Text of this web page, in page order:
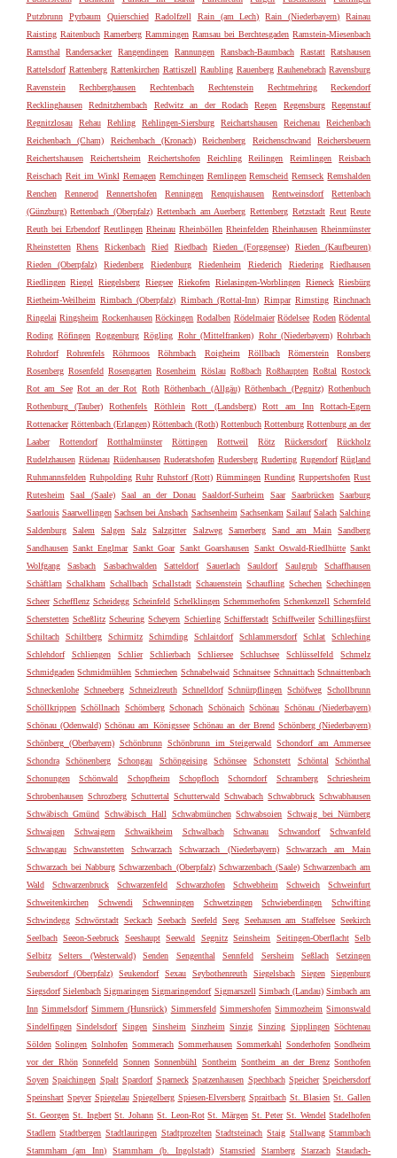
Putzbrunn
Pyrbaum Quierschied Radolfzell Rain (am Lech) Rain (Niederbayern)
Rainau
Raisting Raitenbuch Ramerberg Rammingen Ramsau bei Berchtesgaden Ramstein-Miesenbach
Ramsthal
Randersacker Rangendingen Rannungen Ransbach-Baumbach Rastatt
Ratshausen
Rattelsdorf Rattenberg Rattenkirchen Rattiszell Raubling Rauenberg Rauhenebrach Ravensburg
Ravenstein
Rechberghausen Rechtenbach Rechtenstein Rechtmehring
Reckendorf
Recklinghausen
Rednitzhembach Redwitz an der Rodach Regen Regensburg
Regenstauf
Regnitzlosau
Rehau Rehling Rehlingen-Siersburg Reichartshausen Reichenau
Reichenbach
Reichenbach (Cham)
Reichenbach (Kronach) Reichenberg Reichenschwand
Reichersbeuern
Reichertshausen
Reichertsheim Reichertshofen Reichling Reilingen Reimlingen
Reisbach
Reischach Reit im Winkl Remagen Remchingen Remlingen Remscheid Remseck Remshalden
Renchen
Rennerod Rennertshofen Renningen Renquishausen Rentweinsdorf
Rettenbach
(Günzburg) Rettenbach (Oberpfalz) Rettenbach am Auerberg Rettenberg Retzstadt Reut Reute
Reuth bei Erbendorf Reutlingen Rheinau Rheinböllen Rheinfelden Rheinhausen Rheinmünster
Rheinstetten
Rhens Rickenbach Ried Riedbach Rieden (Forggensee)
Rieden (Kaufbeuren)
Rieden (Oberpfalz)
Riedenberg Riedenburg Riedenheim Riederich Riedering
Riedhausen
Riedlingen Riegel Riegelsberg Riegsee Riekofen Rielasingen-Worblingen Rieneck Riesbürg
Rietheim-Weilheim Rimbach (Oberpfalz) Rimbach (Rottal-Inn) Rimpar Rimsting Rinchnach
Ringelai Ringsheim Rockenhausen Röckingen Rodalben Rödelmaier Rödelsee Roden Rödental
Roding Röfingen Roggenburg Rögling Rohr (Mittelfranken) Rohr (Niederbayern) Rohrbach
Rohrdorf
Rohrenfels Röhrmoos Röhrnbach Roigheim Röllbach Römerstein
Ronsberg
Rosenberg Rosenfeld Rosengarten Rosenheim Röslau Roßbach Roßhaupten Roßtal Rostock
Rot am See Rot an der Rot Roth Röthenbach (Allgäu) Röthenbach (Pegnitz) Rothenbuch
Rothenburg (Tauber)
Rothenfels Röthlein Rott (Landsberg) Rott am Inn
Rottach-Egern
Rottenacker Röttenbach (Erlangen) Röttenbach (Roth) Rottenbuch Rottenburg Rottenburg an der
Laaber
Rottendorf Rotthalmünster Röttingen Rottweil Rötz Rückersdorf
Rückholz
Rudelzhausen Rüdenau Rüdenhausen Ruderatshofen Rudersberg Ruderting Rugendorf Rügland
Ruhmannsfelden Ruhpolding Ruhr Ruhstorf (Rott) Rümmingen Runding Ruppertshofen Rust
Rutesheim
Saal (Saale) Saal an der Donau Saaldorf-Surheim Saar Saarbrücken
Saarburg
Saarlouis Saarwellingen Sachsen bei Ansbach Sachsenheim Sachsenkam Sailauf Salach Salching
Saldenburg
Salem Salgen Salz Salzgitter Salzweg Samerberg Sand am Main
Sandberg
Sandhausen Sankt Englmar Sankt Goar Sankt Goarshausen Sankt Oswald-Riedlhütte Sankt
Wolfgang
Sasbach Sasbachwalden Satteldorf Sauerlach Sauldorf Saulgrub
Schaffhausen
Schäftlarn Schalkham Schallbach Schallstadt Schauenstein Schaufling Schechen Schechingen
Scheer Schefflenz Scheidegg Scheinfeld Schelklingen Schemmerhofen Schenkenzell Schernfeld
Scherstetten Scheßlitz Scheuring Scheyern Schierling Schifferstadt Schiffweiler Schillingsfürst
Schiltach
Schiltberg Schirmitz Schirnding Schlaitdorf Schlammersdorf Schlat
Schleching
Schlehdorf
Schliengen Schlier Schlierbach Schliersee Schluchsee Schlüsselfeld
Schmelz
Schmidgaden Schmidmühlen Schmiechen Schnabelwaid Schnaitsee Schnaittach Schnaittenbach
Schneckenlohe Schneeberg Schneizlreuth Schnelldorf Schnürpflingen Schöfweg Schollbrunn
Schöllkrippen Schöllnach Schömberg Schonach Schönaich Schönau Schönau (Niederbayern)
Schönau (Odenwald) Schönau am Königssee Schönau an der Brend Schönberg (Niederbayern)
Schönberg (Oberbayern) Schönbrunn Schönbrunn im Steigerwald Schondorf am Ammersee
Schondra
Schönenberg Schongau Schöngeising Schönsee Schonstett Schöntal
Schönthal
Schonungen
Schönwald Schopfheim Schopfloch Schorndorf Schramberg
Schriesheim
Schrobenhausen Schrozberg Schuttertal Schutterwald Schwabach Schwabbruck Schwabhausen
Schwäbisch Gmünd Schwäbisch Hall Schwabmünchen Schwabsoien Schwaig bei Nürnberg
Schwaigen
Schwaigern Schwaikheim Schwalbach Schwanau Schwandorf
Schwanfeld
Schwangau
Schwanstetten Schwarzach Schwarzach (Niederbayern)
Schwarzach am Main
Schwarzach bei Nabburg Schwarzenbach (Oberpfalz) Schwarzenbach (Saale) Schwarzenbach am
Wald
Schwarzenbruck Schwarzenfeld Schwarzhofen Schwebheim Schweich
Schweinfurt
Schweitenkirchen
Schwendi Schwenningen Schwetzingen Schwieberdingen
Schwifting
Schwindegg Schwörstadt Seckach Seebach Seefeld Seeg Seehausen am Staffelsee Seekirch
Seelbach Seeon-Seebruck Seeshaupt Seewald Segnitz Seinsheim Seitingen-Oberflacht Selb
Selbitz
Selters (Westerwald) Senden Sengenthal Sennfeld Sersheim Seßlach
Setzingen
Seubersdorf (Oberpfalz)
Seukendorf Sexau Seybothenreuth Siegelsbach Siegen
Siegenburg
Siegsdorf Sielenbach Sigmaringen Sigmaringendorf Sigmarszell Simbach (Landau) Simbach am
Inn Simmelsdorf Simmern (Hunsrück) Simmersfeld Simmershofen Simmozheim Simonswald
Sindelfingen Sindelsdorf Singen Sinsheim Sinzheim Sinzig Sinzing Sipplingen Söchtenau
Sölden Solingen Solnhofen Sommerach Sommerhausen Sommerkahl Sonderhofen Sondheim
vor der Rhön Sonnefeld Sonnen Sonnenbühl Sontheim Sontheim an der Brenz Sonthofen
Soyen Spaichingen Spalt Spardorf Sparneck Spatzenhausen Spechbach Speicher Speichersdorf
Speinshart Speyer Spiegelau Spiegelberg Spiesen-Elversberg Spraitbach St. Blasien St. Gallen
St. Georgen St. Ingbert St. Johann St. Leon-Rot St. Märgen St. Peter St. Wendel Stadelhofen
Stadlern Stadtbergen Stadtlauringen Stadtprozelten Stadtsteinach Staig Stallwang Stammbach
Stammham (am Inn)
Stammham (b. Ingolstadt) Stamsried Starnberg Starzach
Staudach-